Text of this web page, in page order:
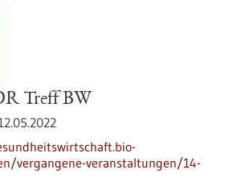
Treff BW
vergangene-veranstaltungen/14-